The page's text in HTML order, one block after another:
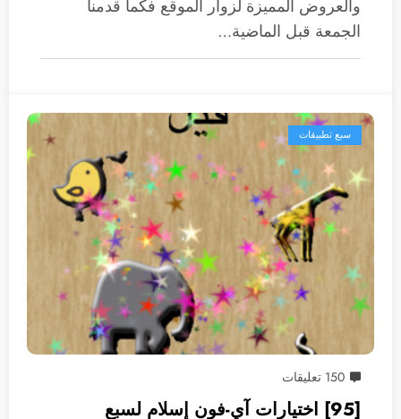
والعروض المميزة لزوار الموقع فكما قدمنا
الجمعة قبل الماضية…
سبع تطبيقات
150 تعليقات
[95] اختيارات آي-فون إسلام لسبع